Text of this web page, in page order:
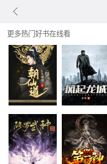
更多热门好书在线看